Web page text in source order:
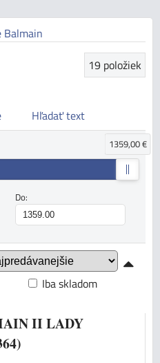
Balmain
19 položiek
Hľadať text
Do:
1359,00 €
Iba skladom
II LADY